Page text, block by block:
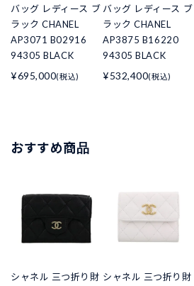
バッグ レディース ブ
ラック CHANEL
AP3071 B02916
94305 BLACK
¥695,000(税込)
バッグ レディース ブ
ラック CHANEL
AP3875 B16220
94305 BLACK
¥532,400(税込)
おすすめ商品
シャネル 三つ折り財 シャネル 三つ折り財